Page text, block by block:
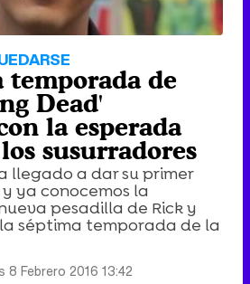
temporada de
Dead'
la esperada
susurradores
llegado a dar su primer
ya conocemos la
pesadilla de Rick y
séptima temporada de la
8 Febrero 2016 13:42